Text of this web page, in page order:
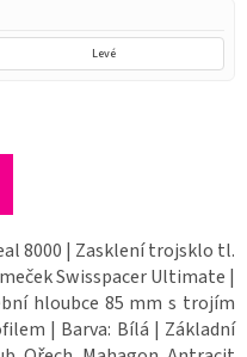
Levé
8000 | Zasklení trojsklo tl.
Swisspacer Ultimate |
hloubce 85 mm s trojím
| Barva: Bílá | Základní